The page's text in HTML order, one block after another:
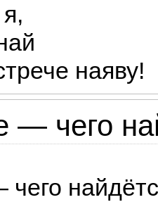
наяву!
— чего